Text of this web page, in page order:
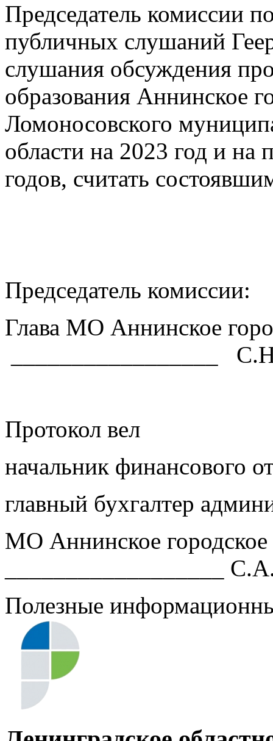
Председатель комиссии
публичных слушаний
слушания обсуждения
образования Аннинское
Ломоносовского
области на 2023 год и
годов, считать
Председатель комиссии:
Глава МО
_________________
Протокол вел
начальник финансового
главный бухгалтер
МО Аннинское
__________________
Полезные